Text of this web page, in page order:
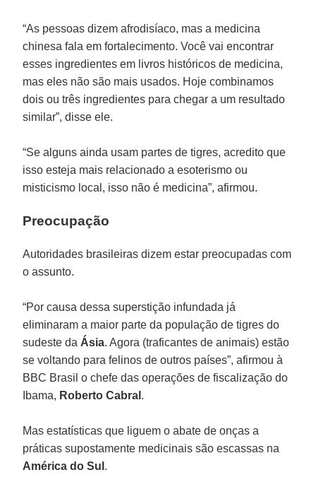
“As pessoas dizem afrodisíaco, mas a medicina
chinesa fala em fortalecimento. Você vai encontrar
esses ingredientes em livros históricos de medicina,
mas eles não são mais usados. Hoje combinamos
dois ou três ingredientes para chegar a um resultado
similar”, disse ele.
“Se alguns ainda usam partes de tigres, acredito que
isso esteja mais relacionado a esoterismo ou
misticismo local, isso não é medicina”, afirmou.
Preocupação
Autoridades brasileiras dizem estar preocupadas com
o assunto.
“Por causa dessa superstição infundada já
eliminaram a maior parte da população de tigres do
sudeste da Ásia. Agora (traficantes de animais) estão
se voltando para felinos de outros países”, afirmou à
BBC Brasil o chefe das operações de fiscalização do
Ibama, Roberto Cabral .
Mas estatísticas que liguem o abate de onças a
práticas supostamente medicinais são escassas na
América do Sul .